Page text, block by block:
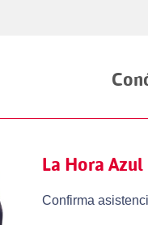
La Hora
Confirma